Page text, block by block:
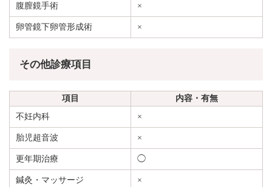
腹膣鏡手術 ×
卵管鏡下卵管形成術 ×
その他診療項目
項目
内容・有無
不妊内科
×
胎児超音波 ×
更年期治療 ◯
鍼灸・マッサージ ×